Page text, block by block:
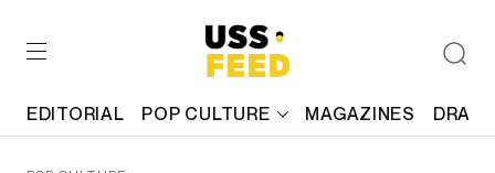
EDITORIAL POP CULTURE MAGAZINES